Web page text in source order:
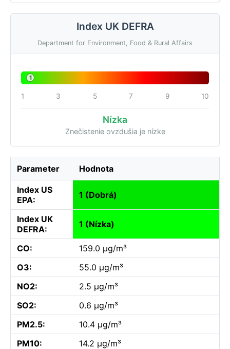
Index UK DEFRA
Department for Environment, Food & Rural Affairs
1
1 3 5 7 9 10
Nízka
Znečistenie ovzdušia je nízke
Parameter Hodnota
Index US
EPA:
1 (Dobrá)
Index UK
DEFRA:
1 (Nízka)
CO:
159.0 µg/m³
O3:
55.0 µg/m³
NO2:
2.5 µg/m³
SO2:
0.6 µg/m³
PM2.5:
10.4 µg/m³
PM10:
14.2 µg/m³